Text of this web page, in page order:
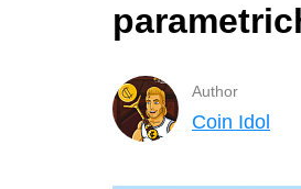
Author
Coin Idol